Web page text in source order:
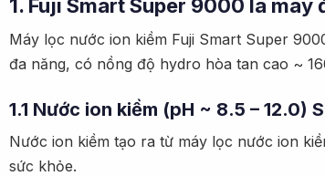
1. Fuji Smart Super 9000 là
Máy lọc nước ion kiềm Fuji Smart Super
đa năng, có nồng độ hydro hòa tan cao ~
1.1 Nước ion kiềm (pH ~ 8.5 –
Nước ion kiềm tạo ra từ máy lọc nước ion
sức khỏe.